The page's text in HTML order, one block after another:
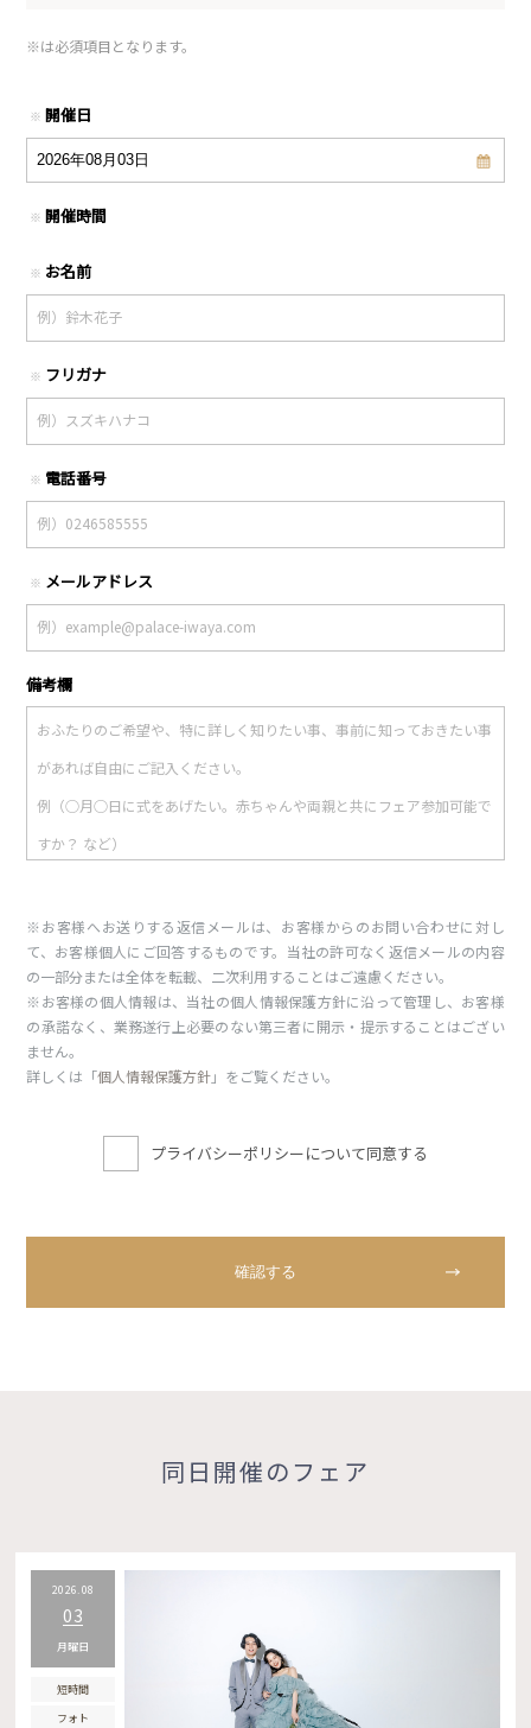
※は必須項目となります。
※ 開催日
※ 開催時間
※ お名前
※ フリガナ
※ 電話番号
※ メールアドレス
備考欄
※お客様へお送りする返信メールは、お客様からのお問い合わせに対し
て、お客様個人にご回答するものです。当社の許可なく返信メールの内容
の一部分または全体を転載、二次利用することはご遠慮ください。
※お客様の個人情報は、当社の個人情報保護方針に沿って管理し、お客様
の承諾なく、業務遂行上必要のない第三者に開示・提示することはござい
ません。
詳しくは「個人情報保護方針」をご覧ください。
プライバシーポリシーについて同意する
同日開催のフェア
2026.08
03
月曜日
短時間
フォト